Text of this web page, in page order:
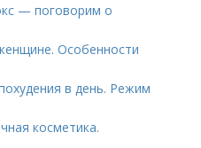
— поговорим о
Особенности
в день. Режим
косметика.